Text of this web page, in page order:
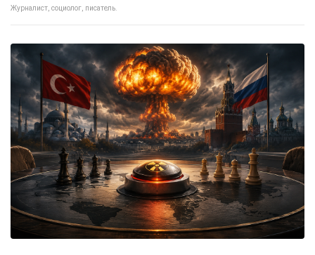
Журналист, социолог, писатель.